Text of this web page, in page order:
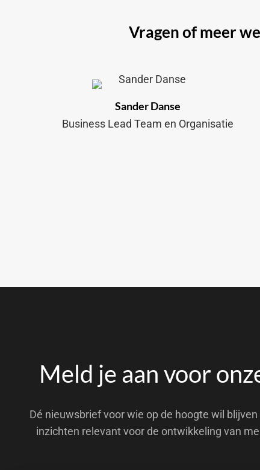
Vragen of meer
Sander Danse
Business Lead Team en Organisatie
Meld je aan voor
Dé nieuwsbrief voor wie op de hoogte wil
inzichten relevant voor de ontwikkeling van